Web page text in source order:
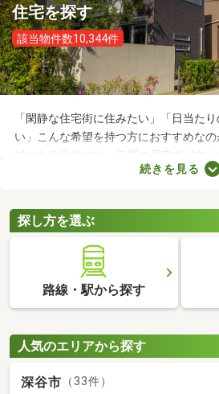
住宅を探す
該当物件数10,344件
「閑静な住宅街に住みたい」「日当た
い」こんな希望を持つ方におすすめな
域にある物件です。低層の戸建てが立
ブルが少ない・住みやすい・高層の建
住居専用地域の新築一戸建てを紹介し
続きを見る
探し方を選ぶ
路線・駅から探す
人気のエリアから探す
深谷市 （33件）